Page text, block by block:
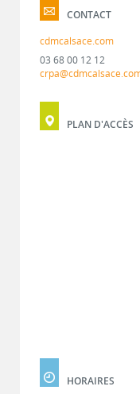
CONTACT
cdmcalsace.com
03 68 00 12 12
PLAN D'ACCÈS
HORAIRES